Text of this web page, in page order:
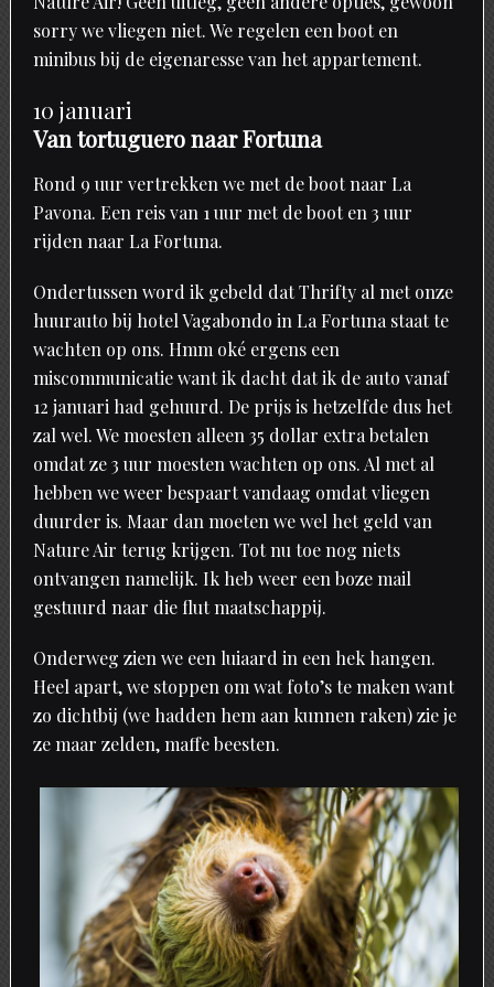
sorry we vliegen niet. We regelen een boot en
minibus bij de eigenaresse van het appartement.
10 januari
Van tortuguero naar Fortuna
Rond 9 uur vertrekken we met de boot naar La
Pavona. Een reis van 1 uur met de boot en 3 uur
rijden naar La Fortuna.
Ondertussen word ik gebeld dat Thrifty al met onze
huurauto bij hotel Vagabondo in La Fortuna staat te
wachten op ons. Hmm oké ergens een
miscommunicatie want ik dacht dat ik de auto vanaf
12 januari had gehuurd. De prijs is hetzelfde dus het
zal wel. We moesten alleen 35 dollar extra betalen
omdat ze 3 uur moesten wachten op ons. Al met al
hebben we weer bespaart vandaag omdat vliegen
duurder is. Maar dan moeten we wel het geld van
Nature Air terug krijgen. Tot nu toe nog niets
ontvangen namelijk. Ik heb weer een boze mail
gestuurd naar die flut maatschappij.
Onderweg zien we een luiaard in een hek hangen.
Heel apart, we stoppen om wat foto’s te maken want
zo dichtbij (we hadden hem aan kunnen raken) zie je
ze maar zelden, maffe beesten.